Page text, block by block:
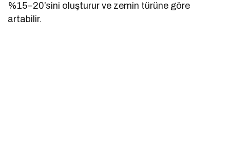
%15–20’sini oluşturur ve zemin türüne göre
artabilir.